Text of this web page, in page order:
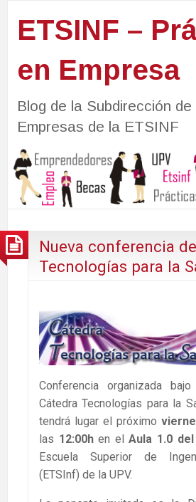
ETSINF –
en Empresa
Blog de la Subdirección
Empresas de la ETSINF
Nueva conferencia
Tecnologías para la
Conferencia organizada
Cátedra Tecnologías para la
tendrá lugar el próximo
las 12:00hen elAula 1.0
Escuela Superior de
(ETSInf) de la UPV.